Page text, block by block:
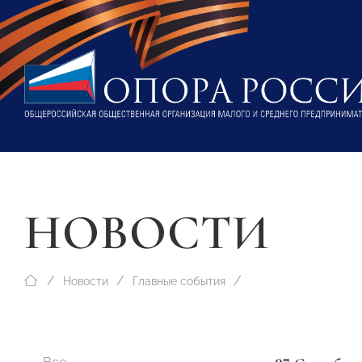
НОВОСТИ
Новости Главные события